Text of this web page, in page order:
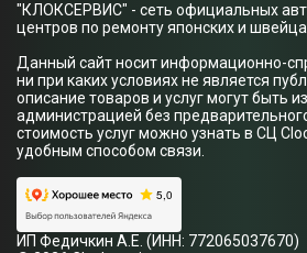
"КЛОКСЕРВИС" - сеть официальных
центров по ремонту японских и
Данный сайт носит информационно-
ни при каких условиях не является
описание товаров и услуг могут быть
администрацией без
стоимость услуг можно узнать в СЦ
удобным способом связи.
ИП Федичкин А.Е. (ИНН: 772065037670)